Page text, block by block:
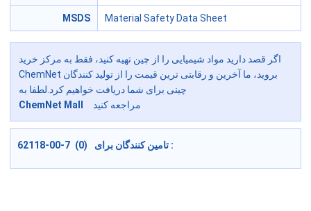
MSDS Material Safety Data Sheet
اگر قصد دارید مواد شیمیایی را از چین تهیه کنید، فقط به مرکز خرید
ChemNet بروید، ما آخرین و رقابتی ترین قیمت را از تولید کنندگان
چینی برای شما دریافت خواهیم کرد.لطفا به
ChemNet Mall
مراجعه کنید
62118-00-7 (0) تامین کنندگان برای :